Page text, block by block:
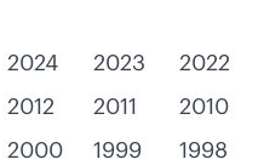
2024 2023 2022
2012 2011 2010
2000 1999 1998